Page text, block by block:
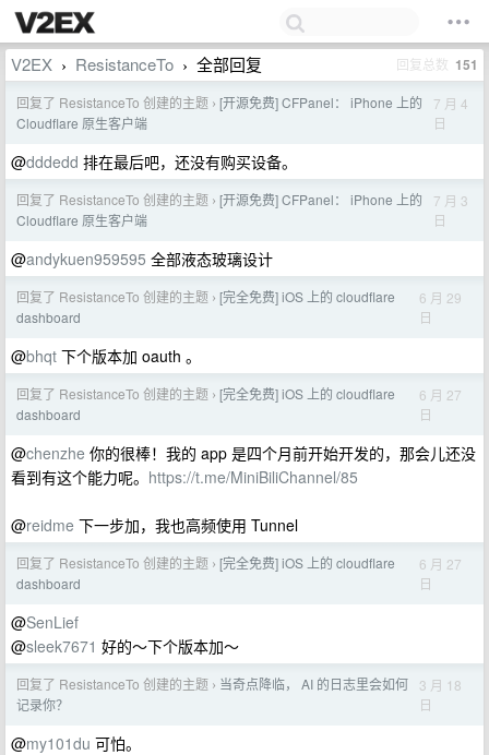
V2EX › ResistanceTo › 全部回复 回复总数 151
回复了 ResistanceTo 创建的主题 › [开源免费] CFPanel： iPhone 上的
Cloudflare 原生客户端
7 月 4
日
@dddedd 排在最后吧，还没有购买设备。
回复了 ResistanceTo 创建的主题 › [开源免费] CFPanel： iPhone 上的
Cloudflare 原生客户端
7 月 3
日
@andykuen959595 全部液态玻璃设计
回复了 ResistanceTo 创建的主题 › [完全免费] iOS 上的 cloudflare
dashboard
6 月 29
日
@bhqt 下个版本加 oauth 。
回复了 ResistanceTo 创建的主题 › [完全免费] iOS 上的 cloudflare
dashboard
6 月 27
日
@chenzhe 你的很棒！我的 app 是四个月前开始开发的，那会儿还没
看到有这个能力呢。 https://t.me/MiniBiliChannel/85
@reidme 下一步加，我也高频使用 Tunnel
回复了 ResistanceTo 创建的主题 › [完全免费] iOS 上的 cloudflare
dashboard
6 月 27
日
@SenLief
@sleek7671 好的～下个版本加～
回复了 ResistanceTo 创建的主题 › 当奇点降临， AI 的日志里会如何
记录你？
3 月 18
日
@my101du 可怕。